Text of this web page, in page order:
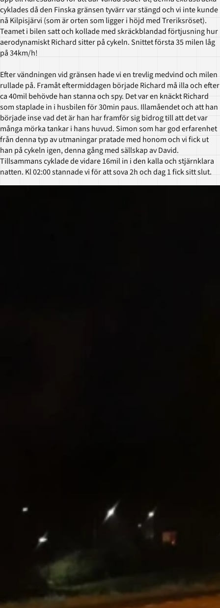
cyklades då den Finska gränsen tyvärr var stängd och vi inte kunde
nå Kilpisjärvi (som är orten som ligger i höjd med Treriksröset).
Teamet i bilen satt och kollade med skräckblandad förtjusning hur
aerodynamiskt Richard sitter på cykeln. Snittet första 35 milen låg
på 34km/h!
Efter vändningen vid gränsen hade vi en trevlig medvind och milen
rullade på. Framåt eftermiddagen började Richard må illa och efter
ca 40mil behövde han stanna och spy. Det var en knäckt Richard
som staplade in i husbilen för 30min paus. Illamåendet och att han
började inse vad det är han har framför sig bidrog till att det var
många mörka tankar i hans huvud. Simon som har god erfarenhet
från denna typ av utmaningar pratade med honom och vi fick ut
han på cykeln igen, denna gång med sällskap av David.
Tillsammans cyklade de vidare 16mil in i den kalla och stjärnklara
natten. Kl 02:00 stannade vi för att sova 2h och dag 1 fick sitt slut.